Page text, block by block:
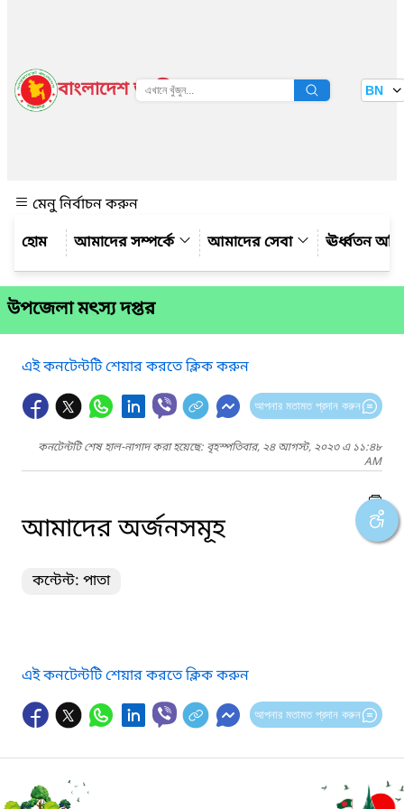
বাংলাদেশ জাতীয় তথ্য বাতায়ন BN
মেনু নির্বাচন করুন
আমাদের সম্পর্কে
আমাদের সেবা ঊর্ধ্বতন
উপজেলা মৎস্য দপ্তর
এই কনটেন্টটি শেয়ার করতে ক্লিক করুন
আপনার মতামত প্রদান করুন
কনটেন্টটি শেষ হাল-নাগাদ করা হয়েছে: বৃহস্পতিবার, ২৪ আগস্ট, ২০২৩ এ ১১:৪৮
AM
আমাদের অর্জনসমূহ
কন্টেন্ট: পাতা
এই কনটেন্টটি শেয়ার করতে ক্লিক করুন
আপনার মতামত প্রদান করুন